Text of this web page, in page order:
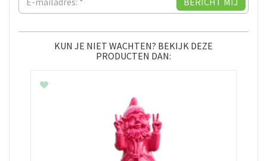
KUN JE NIET WACHTEN? BEKIJK DEZE
PRODUCTEN DAN: